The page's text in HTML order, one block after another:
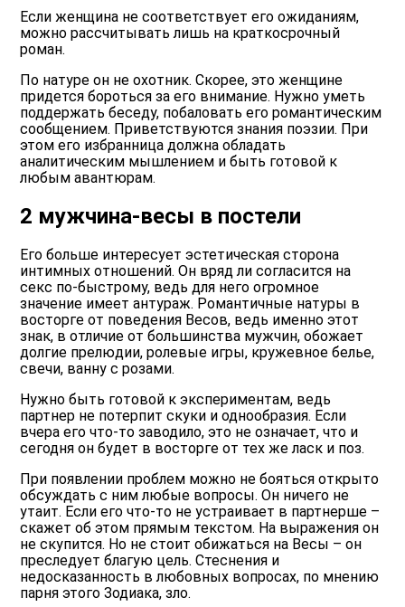
Если женщина не соответствует его ожиданиям,
можно рассчитывать лишь на краткосрочный
роман.
По натуре он не охотник. Скорее, это женщине
придется бороться за его внимание. Нужно уметь
поддержать беседу, побаловать его романтическим
сообщением. Приветствуются знания поэзии. При
этом его избранница должна обладать
аналитическим мышлением и быть готовой к
любым авантюрам.
2 мужчина-весы в постели
Его больше интересует эстетическая сторона
интимных отношений. Он вряд ли согласится на
секс по-быстрому, ведь для него огромное
значение имеет антураж. Романтичные натуры в
восторге от поведения Весов, ведь именно этот
знак, в отличие от большинства мужчин, обожает
долгие прелюдии, ролевые игры, кружевное белье,
свечи, ванну с розами.
Нужно быть готовой к экспериментам, ведь
партнер не потерпит скуки и однообразия. Если
вчера его что-то заводило, это не означает, что и
сегодня он будет в восторге от тех же ласк и поз.
При появлении проблем можно не бояться открыто
обсуждать с ним любые вопросы. Он ничего не
утаит. Если его что-то не устраивает в партнерше –
скажет об этом прямым текстом. На выражения он
не скупится. Но не стоит обижаться на Весы – он
преследует благую цель. Стеснения и
недосказанность в любовных вопросах, по мнению
парня этого Зодиака, зло.